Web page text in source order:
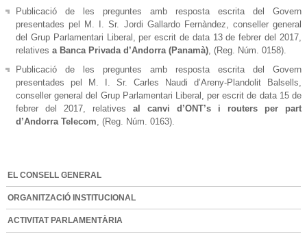
Publicació de les preguntes amb resposta escrita del Govern
presentades pel M. I. Sr. Jordi Gallardo Fernàndez, conseller general
del Grup Parlamentari Liberal, per escrit de data 13 de febrer del 2017,
relatives a Banca Privada d’Andorra (Panamà) , (Reg. Núm. 0158).
Publicació de les preguntes amb resposta escrita del Govern
presentades pel M. I. Sr. Carles Naudi d’Areny-Plandolit Balsells,
conseller general del Grup Parlamentari Liberal, per escrit de data 15 de
febrer del 2017, relatives al canvi d’ONT’s i routers per part
d’Andorra Telecom , (Reg. Núm. 0163).
EL CONSELL GENERAL
ORGANITZACIÓ INSTITUCIONAL
ACTIVITAT PARLAMENTÀRIA